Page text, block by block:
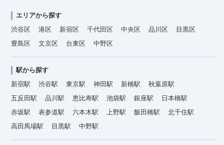
エリアから探す
渋谷区
港区 新宿区 千代田区 中央区 品川区
目黒区
豊島区
文京区 台東区 中野区
駅から探す
新宿駅
渋谷駅 東京駅 神田駅 新橋駅
秋葉原駅
五反田駅
品川駅 恵比寿駅 池袋駅 銀座駅
日本橋駅
赤坂駅
表参道駅 六本木駅 上野駅 飯田橋駅
北千住駅
高田馬場駅
目黒駅 中野駅